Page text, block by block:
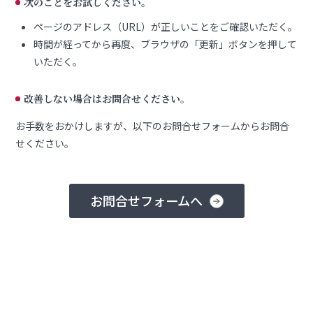
ページのアドレス（URL）が正しいことをご確認いただく。
時間が経ってから再度、ブラウザの「更新」ボタンを押して
いただく。
改善しない場合はお問合せください。
お手数をおかけしますが、以下のお問合せフォームからお問合
せください。
お問合せフォームへ